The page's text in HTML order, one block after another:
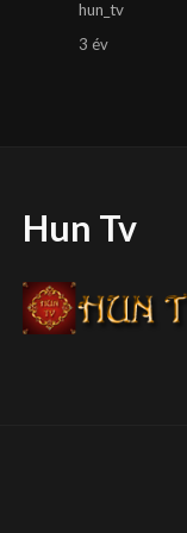
hun_tv
3 év
Hun Tv